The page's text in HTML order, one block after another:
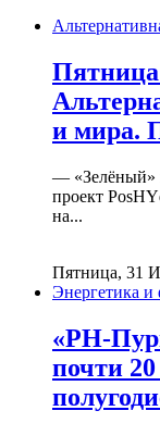
Пятница
и мира.
— «Зелёный»
проект
на...
Пятница, 31
Энергетика
«РН-
почти